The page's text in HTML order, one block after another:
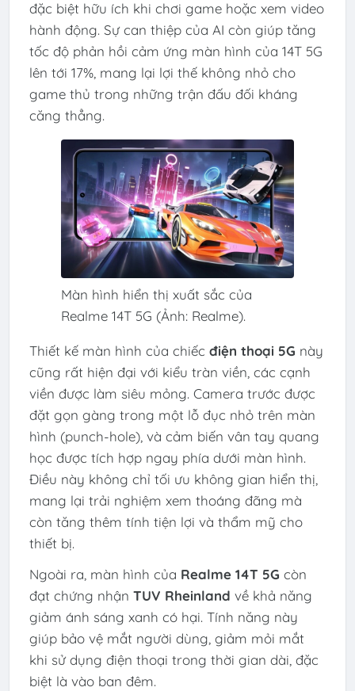
đặc biệt hữu ích khi chơi game hoặc xem video
hành động. Sự can thiệp của AI còn giúp tăng
tốc độ phản hồi cảm ứng màn hình của 14T 5G
lên tới 17%, mang lại lợi thế không nhỏ cho
game thủ trong những trận đấu đối kháng
căng thẳng.
Màn hình hiển thị xuất sắc của
Realme 14T 5G (Ảnh: Realme).
Thiết kế màn hình của chiếc điện thoại 5G này
cũng rất hiện đại với kiểu tràn viền, các cạnh
viền được làm siêu mỏng. Camera trước được
đặt gọn gàng trong một lỗ đục nhỏ trên màn
hình (punch-hole), và cảm biến vân tay quang
học được tích hợp ngay phía dưới màn hình.
Điều này không chỉ tối ưu không gian hiển thị,
mang lại trải nghiệm xem thoáng đãng mà
còn tăng thêm tính tiện lợi và thẩm mỹ cho
thiết bị.
Ngoài ra, màn hình của Realme 14T 5G còn
đạt chứng nhận TUV Rheinland về khả năng
giảm ánh sáng xanh có hại. Tính năng này
giúp bảo vệ mắt người dùng, giảm mỏi mắt
khi sử dụng điện thoại trong thời gian dài, đặc
biệt là vào ban đêm.